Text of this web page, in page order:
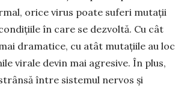
orice virus poate suferi mutații
în care se dezvoltă. Cu cât
dramatice, cu atât mutațiile au loc
virale devin mai agresive. În plus,
între sistemul nervos și